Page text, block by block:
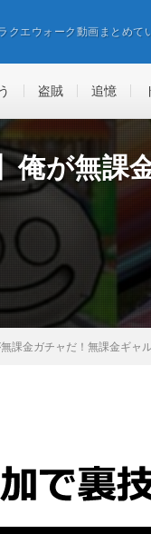
クエウォーク動画まとめて
盗賊 追憶
俺が無課
課金ガチャだ！無課金ギャ